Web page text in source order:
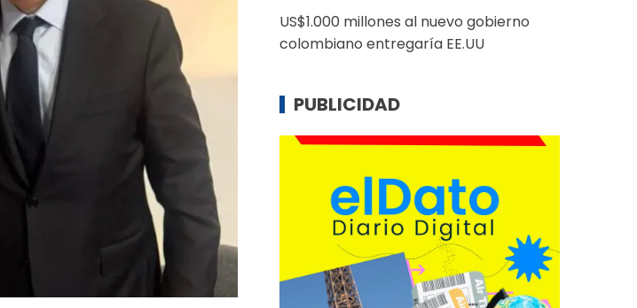
US$1.000 millones al nuevo gobierno
colombiano entregaría EE.UU
PUBLICIDAD